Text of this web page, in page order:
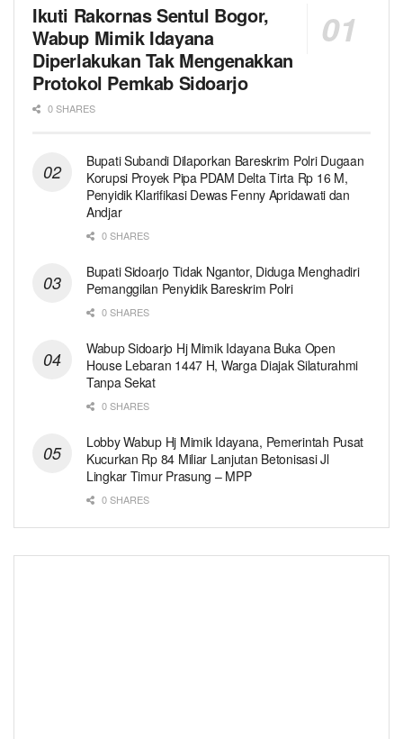
Ikuti Rakornas Sentul Bogor,
Wabup Mimik Idayana
Diperlakukan Tak Mengenakkan
Protokol Pemkab Sidoarjo
0 SHARES
Bupati Subandi Dilaporkan Bareskrim Polri Dugaan
Korupsi Proyek Pipa PDAM Delta Tirta Rp 16 M,
Penyidik Klarifikasi Dewas Fenny Apridawati dan
Andjar
0 SHARES
Bupati Sidoarjo Tidak Ngantor, Diduga Menghadiri
Pemanggilan Penyidik Bareskrim Polri
0 SHARES
Wabup Sidoarjo Hj Mimik Idayana Buka Open
House Lebaran 1447 H, Warga Diajak Silaturahmi
Tanpa Sekat
0 SHARES
Lobby Wabup Hj Mimik Idayana, Pemerintah Pusat
Kucurkan Rp 84 Miliar Lanjutan Betonisasi Jl
Lingkar Timur Prasung – MPP
0 SHARES